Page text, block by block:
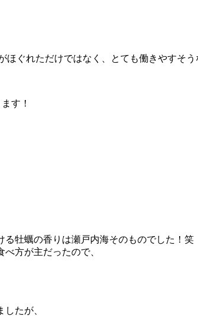
ぐれただけではなく、とても働きやすそ
す！
牡蠣の香りは瀬戸内海そのものでした！笑
方が主だったので、
たが、